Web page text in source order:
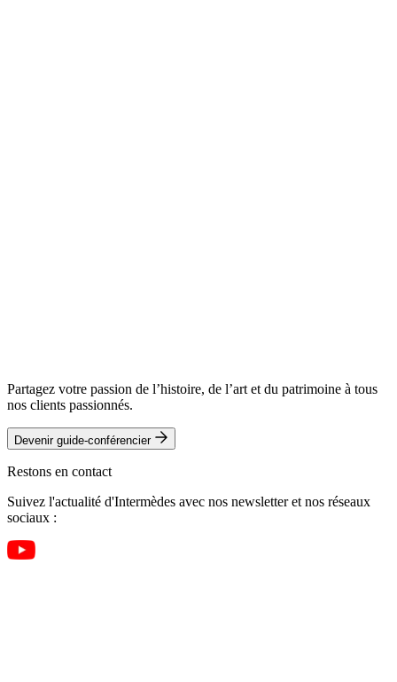
Partagez votre passion de l’histoire, de l’art et du patrimoine à tous
nos clients passionnés.
Devenir guide-conférencier
Restons en contact
Suivez l'actualité d'Intermèdes avec nos newsletter et nos réseaux
sociaux :